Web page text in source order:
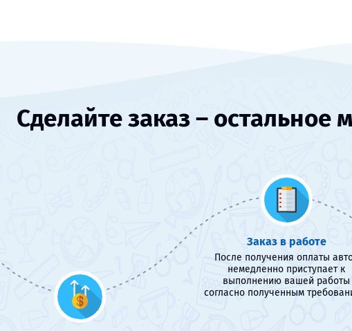
Сделайте заказ – остальное
Заказ в работе
После получения оплаты
немедленно приступает к
выполнению вашей работы
согласно полученным